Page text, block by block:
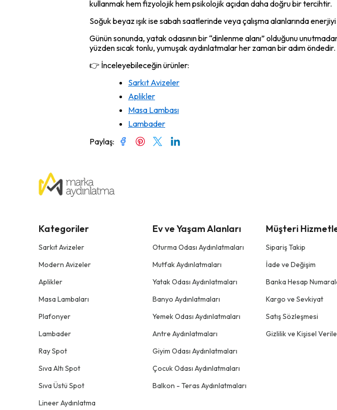
kullanmak hem fizyolojik hem psikolojik açıdan daha doğru bir tercihtir.
Soğuk beyaz ışık ise sabah saatlerinde veya çalışma alanlarında
Günün sonunda, yatak odasının bir “dinlenme alanı” olduğunu
yüzden sıcak tonlu, yumuşak aydınlatmalar her zaman bir adım öndedir.
👉 İnceleyebileceğin ürünler:
Sarkıt Avizeler
Aplikler
Masa Lambası
Lambader
Paylaş:
Kategoriler
Sarkıt Avizeler
Modern Avizeler
Aplikler
Masa Lambaları
Plafonyer
Lambader
Ray Spot
Sıva Altı Spot
Sıva Üstü Spot
Lineer Aydınlatma
Ev ve Yaşam Alanları
Oturma Odası Aydınlatmaları
Mutfak Aydınlatmaları
Yatak Odası Aydınlatmaları
Banyo Aydınlatmaları
Yemek Odası Aydınlatmaları
Antre Aydınlatmaları
Giyim Odası Aydınlatmaları
Çocuk Odası Aydınlatmaları
Balkon - Teras Aydınlatmaları
Müşteri
Sipariş Takip
İade ve Değişim
Banka Hesap
Kargo ve Sevkiyat
Satış Sözleşmesi
Gizlilik ve Kişisel